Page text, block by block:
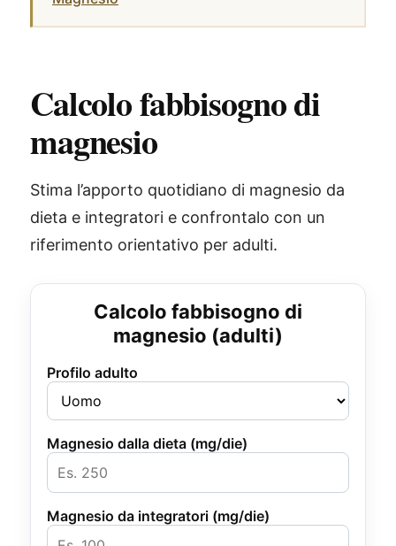
Calcolo fabbisogno di
magnesio
Stima l’apporto quotidiano di magnesio da
dieta e integratori e confrontalo con un
riferimento orientativo per adulti.
Calcolo fabbisogno di
magnesio (adulti)
Profilo adulto
Magnesio dalla dieta (mg/die)
Magnesio da integratori (mg/die)